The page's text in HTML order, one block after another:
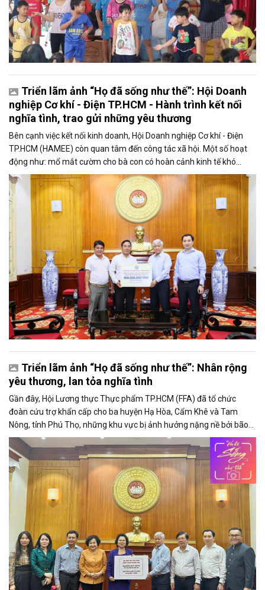
Triển lãm ảnh “Họ đã sống như thế”: Hội Doanh
nghiệp Cơ khí - Điện TP.HCM - Hành trình kết nối
nghĩa tình, trao gửi những yêu thương
Bên cạnh việc kết nối kinh doanh, Hội Doanh nghiệp Cơ khí - Điện
TP.HCM (HAMEE) còn quan tâm đến công tác xã hội. Một số hoạt
động như: mổ mắt cườm cho bà con có hoàn cảnh kinh tế khó
khăn, mổ tim cho trẻ bệnh tim bẩm sinh, trao học bổng cho sinh
viên, xây nhà Đại đoàn kết, cứu trợ bão lụt...
Triển lãm ảnh “Họ đã sống như thế”: Nhân rộng
yêu thương, lan tỏa nghĩa tình
Gần đây, Hội Lương thực Thực phẩm TP.HCM (FFA) đã tổ chức
đoàn cứu trợ khẩn cấp cho ba huyện Hạ Hòa, Cẩm Khê và Tam
Nông, tỉnh Phú Thọ, những khu vực bị ảnh hưởng nặng nề bởi bão
Yagi. Đoàn đã mang đến thực phẩm và dụng cụ gia đình với tổng
giá trị hơn 1,7 tỷ đồng, nhằm giúp đỡ người dân vượt qua giai đoạn
khó khăn.